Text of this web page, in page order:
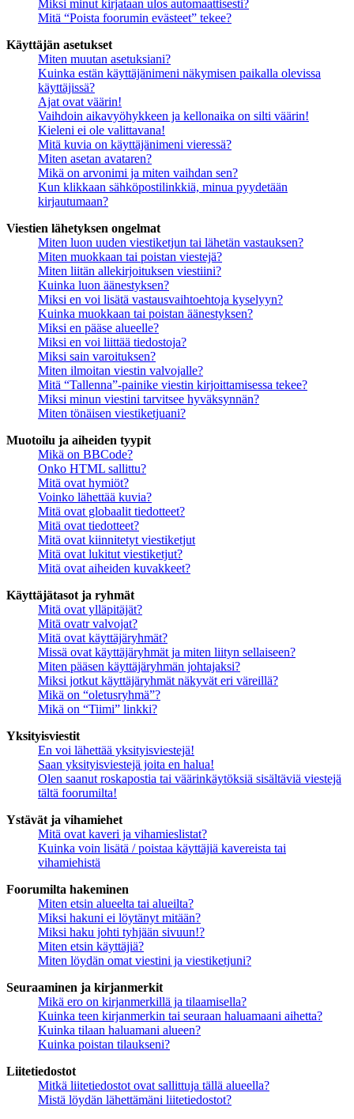
Miksi minut kirjataan ulos automaattisesti?
Mitä “Poista foorumin evästeet” tekee?
Käyttäjän asetukset
Miten muutan asetuksiani?
Kuinka estän käyttäjänimeni näkymisen paikalla olevissa
käyttäjissä?
Ajat ovat väärin!
Vaihdoin aikavyöhykkeen ja kellonaika on silti väärin!
Kieleni ei ole valittavana!
Mitä kuvia on käyttäjänimeni vieressä?
Miten asetan avataren?
Mikä on arvonimi ja miten vaihdan sen?
Kun klikkaan sähköpostilinkkiä, minua pyydetään
kirjautumaan?
Viestien lähetyksen ongelmat
Miten luon uuden viestiketjun tai lähetän vastauksen?
Miten muokkaan tai poistan viestejä?
Miten liitän allekirjoituksen viestiini?
Kuinka luon äänestyksen?
Miksi en voi lisätä vastausvaihtoehtoja kyselyyn?
Kuinka muokkaan tai poistan äänestyksen?
Miksi en pääse alueelle?
Miksi en voi liittää tiedostoja?
Miksi sain varoituksen?
Miten ilmoitan viestin valvojalle?
Mitä “Tallenna”-painike viestin kirjoittamisessa tekee?
Miksi minun viestini tarvitsee hyväksynnän?
Miten tönäisen viestiketjuani?
Muotoilu ja aiheiden tyypit
Mikä on BBCode?
Onko HTML sallittu?
Mitä ovat hymiöt?
Voinko lähettää kuvia?
Mitä ovat globaalit tiedotteet?
Mitä ovat tiedotteet?
Mitä ovat kiinnitetyt viestiketjut
Mitä ovat lukitut viestiketjut?
Mitä ovat aiheiden kuvakkeet?
Käyttäjätasot ja ryhmät
Mitä ovat ylläpitäjät?
Mitä ovatr valvojat?
Mitä ovat käyttäjäryhmät?
Missä ovat käyttäjäryhmät ja miten liityn sellaiseen?
Miten pääsen käyttäjäryhmän johtajaksi?
Miksi jotkut käyttäjäryhmät näkyvät eri väreillä?
Mikä on “oletusryhmä”?
Mikä on “Tiimi” linkki?
Yksityisviestit
En voi lähettää yksityisviestejä!
Saan yksityisviestejä joita en halua!
Olen saanut roskapostia tai väärinkäytöksiä sisältäviä viestejä
tältä foorumilta!
Ystävät ja vihamiehet
Mitä ovat kaveri ja vihamieslistat?
Kuinka voin lisätä / poistaa käyttäjiä kavereista tai
vihamiehistä
Foorumilta hakeminen
Miten etsin alueelta tai alueilta?
Miksi hakuni ei löytänyt mitään?
Miksi haku johti tyhjään sivuun!?
Miten etsin käyttäjiä?
Miten löydän omat viestini ja viestiketjuni?
Seuraaminen ja kirjanmerkit
Mikä ero on kirjanmerkillä ja tilaamisella?
Kuinka teen kirjanmerkin tai seuraan haluamaani aihetta?
Kuinka tilaan haluamani alueen?
Kuinka poistan tilaukseni?
Liitetiedostot
Mitkä liitetiedostot ovat sallittuja tällä alueella?
Mistä löydän lähettämäni liitetiedostot?